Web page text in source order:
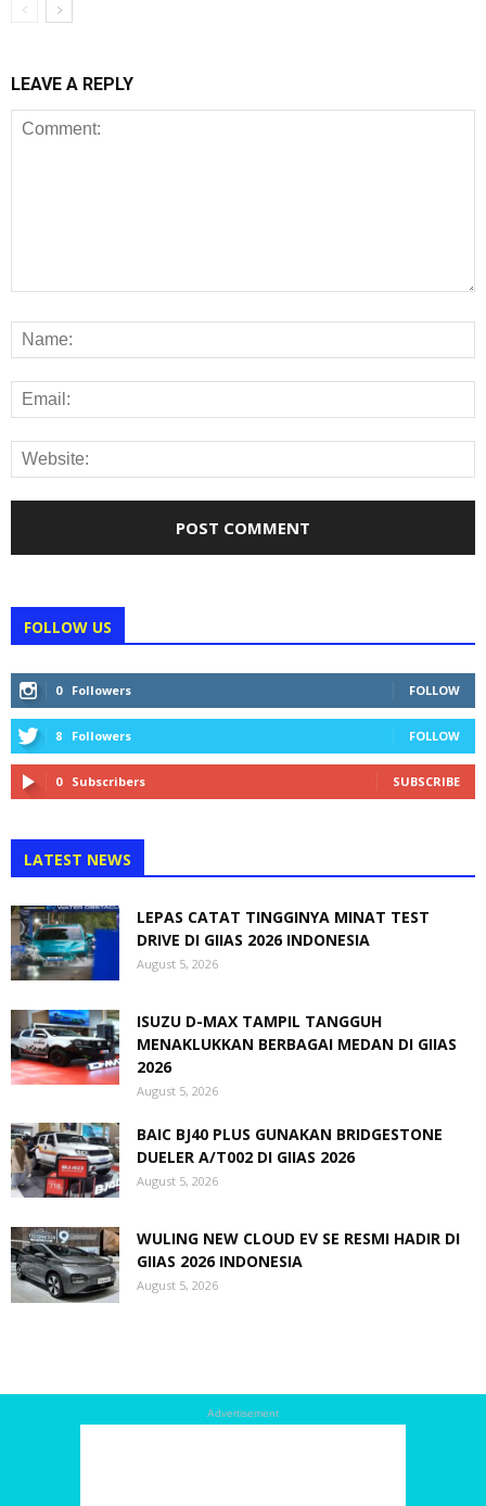
LEAVE A REPLY
FOLLOW US
0 Followers FOLLOW
8 Followers FOLLOW
0 Subscribers SUBSCRIBE
LATEST NEWS
LEPAS CATAT TINGGINYA MINAT TEST
DRIVE DI GIIAS 2026 INDONESIA
August 5, 2026
ISUZU D-MAX TAMPIL TANGGUH
MENAKLUKKAN BERBAGAI MEDAN DI GIIAS
2026
August 5, 2026
BAIC BJ40 PLUS GUNAKAN BRIDGESTONE
DUELER A/T002 DI GIIAS 2026
August 5, 2026
WULING NEW CLOUD EV SE RESMI HADIR DI
GIIAS 2026 INDONESIA
August 5, 2026
Advertisement